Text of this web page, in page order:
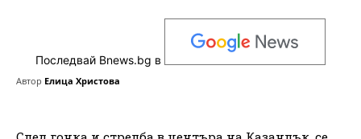
Последвай Bnews.bg в
Автор Елица Христова